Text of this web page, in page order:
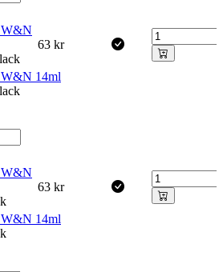
W&N
63 kr
W&N 14ml
W&N
63 kr
W&N 14ml